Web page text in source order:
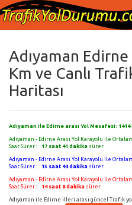
Adıyaman
Km ve Canlı
Haritası
Adıyaman ile Edirne arası Yol Mesafesi: 1414
Adıyaman - Edirne Arası Yol Karayolu ile
Saat Sürer :
17 saat 41 dakika sürer
Adıyaman - Edirne Arası Yol Karayolu ile
Saat Sürer :
15 saat 43 dakika sürer
Adıyaman - Edirne Arası Yol Karayolu ile
Saat Sürer :
14 saat 8 dakika sürer
Adıyaman ile Edirne illeri arası güncel Trafik